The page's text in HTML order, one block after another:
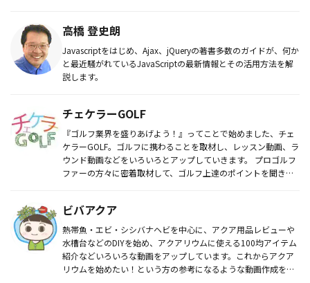
高橋 登史朗
Javascriptをはじめ、Ajax、jQueryの著書多数のガイドが、何か
と最近騒がれているJavaScriptの最新情報とその活用方法を解
説します。
チェケラーGOLF
『ゴルフ業界を盛りあげよう！』ってことで始めました、チェ
ケラーGOLF。ゴルフに携わることを取材し、レッスン動画、ラ
ウンド動画などをいろいろとアップしていきます。 プロゴルフ
ファーの方々に密着取材して、ゴルフ上達のポイントを聞き出
ビバアクア
熱帯魚・エビ・シシバナヘビを中心に、アクア用品レビューや
水槽台などのDIYを始め、アクアリウムに使える100均アイテム
紹介などいろいろな動画をアップしています。これからアクア
リウムを始めたい！という方の参考になるような動画作成を心